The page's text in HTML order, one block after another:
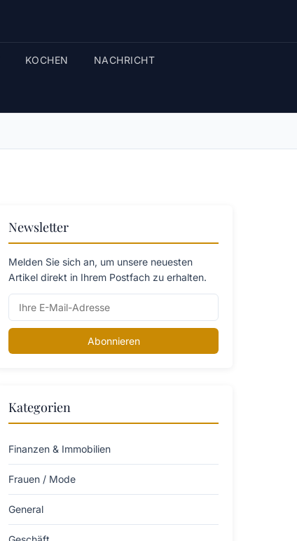
KOCHEN NACHRICHT
Newsletter
Melden Sie sich an, um unsere neuesten
Artikel direkt in Ihrem Postfach zu erhalten.
Abonnieren
Kategorien
Finanzen & Immobilien
Frauen / Mode
General